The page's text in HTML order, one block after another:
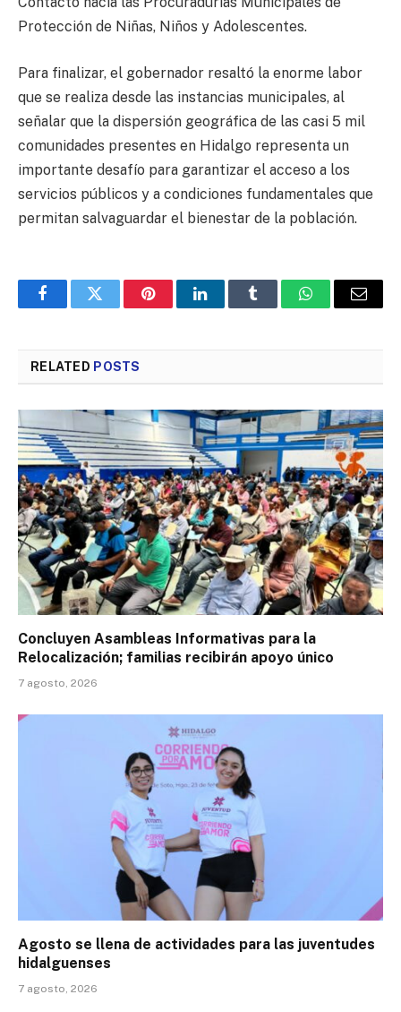
Protección de Niñas, Niños y Adolescentes.
Para finalizar, el gobernador resaltó la enorme labor
que se realiza desde las instancias municipales, al
señalar que la dispersión geográfica de las casi 5 mil
comunidades presentes en Hidalgo representa un
importante desafío para garantizar el acceso a los
servicios públicos y a condiciones fundamentales que
permitan salvaguardar el bienestar de la población.
FacebookTwitter PinterestLinkedInTumblr WhatsAppEmail
RELATED POSTS
Concluyen Asambleas Informativas para la
Relocalización; familias recibirán apoyo único
7 agosto, 2026
Agosto se llena de actividades para las juventudes
hidalguenses
7 agosto, 2026